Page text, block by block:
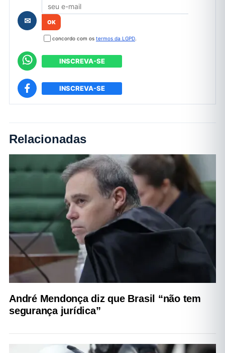
✉
concordo com os termos da LGPD.
INSCREVA-SE
INSCREVA-SE
Relacionadas
André Mendonça diz que Brasil “não tem
segurança jurídica”